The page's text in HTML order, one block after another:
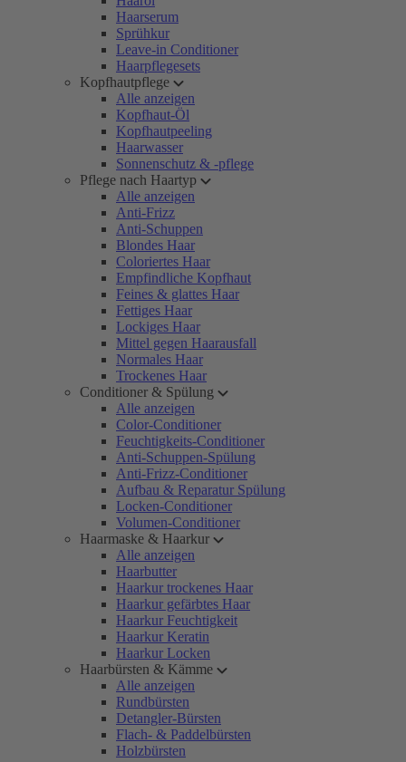
Haarserum
Sprühkur
Leave-in Conditioner
Haarpflegesets
Kopfhautpflege
Alle anzeigen
Kopfhaut-Öl
Kopfhautpeeling
Haarwasser
Sonnenschutz & -pflege
Pflege nach Haartyp
Alle anzeigen
Anti-Frizz
Anti-Schuppen
Blondes Haar
Coloriertes Haar
Empfindliche Kopfhaut
Feines & glattes Haar
Fettiges Haar
Lockiges Haar
Mittel gegen Haarausfall
Normales Haar
Trockenes Haar
Conditioner & Spülung
Alle anzeigen
Color-Conditioner
Feuchtigkeits-Conditioner
Anti-Schuppen-Spülung
Anti-Frizz-Conditioner
Aufbau & Reparatur Spülung
Locken-Conditioner
Volumen-Conditioner
Haarmaske & Haarkur
Alle anzeigen
Haarbutter
Haarkur trockenes Haar
Haarkur gefärbtes Haar
Haarkur Feuchtigkeit
Haarkur Keratin
Haarkur Locken
Haarbürsten & Kämme
Alle anzeigen
Rundbürsten
Detangler-Bürsten
Flach- & Paddelbürsten
Holzbürsten